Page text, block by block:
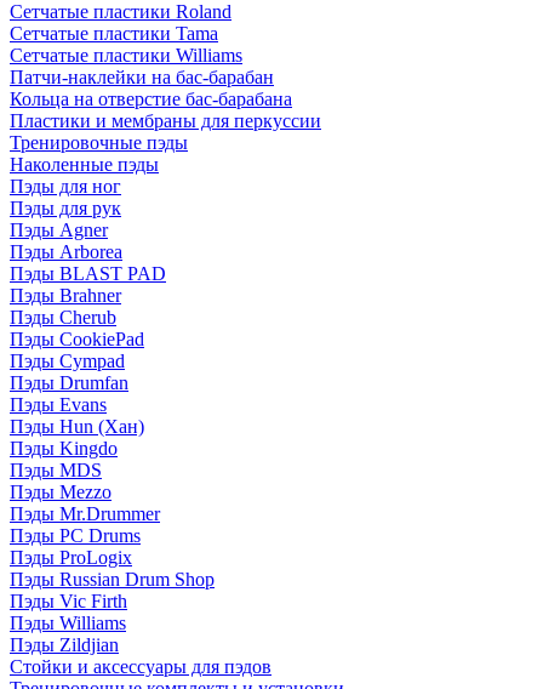
Сетчатые пластики Roland
Сетчатые пластики Tama
Сетчатые пластики Williams
Патчи-наклейки на бас-барабан
Кольца на отверстие бас-барабана
Пластики и мембраны для перкуссии
Тренировочные пэды
Наколенные пэды
Пэды для ног
Пэды для рук
Пэды Agner
Пэды Arborea
Пэды BLAST PAD
Пэды Brahner
Пэды Cherub
Пэды CookiePad
Пэды Cympad
Пэды Drumfan
Пэды Evans
Пэды Hun (Хан)
Пэды Kingdo
Пэды MDS
Пэды Mezzo
Пэды Mr.Drummer
Пэды PC Drums
Пэды ProLogix
Пэды Russian Drum Shop
Пэды Vic Firth
Пэды Williams
Пэды Zildjian
Стойки и аксессуары для пэдов